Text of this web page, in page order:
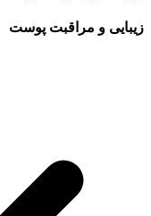
زیبایی و مراقبت پوست